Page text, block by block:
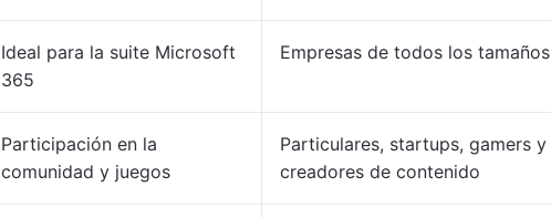
Ideal para la suite Microsoft
365
Empresas de todos los tamaños
Participación en la
comunidad y juegos
Particulares, startups, gamers y
creadores de contenido